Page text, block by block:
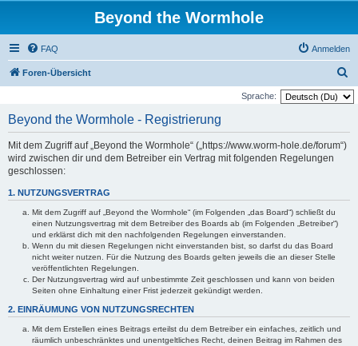
Beyond the Wormhole
FAQ Anmelden
Foren-Übersicht
u
Sprache:
Beyond the Wormhole - Registrierung
Mit dem Zugriff auf „Beyond the Wormhole“ („https://www.worm-hole.de/forum“)
wird zwischen dir und dem Betreiber ein Vertrag mit folgenden Regelungen
geschlossen:
1. NUTZUNGSVERTRAG
Mit dem Zugriff auf „Beyond the Wormhole“ (im Folgenden „das Board“) schließt du
einen Nutzungsvertrag mit dem Betreiber des Boards ab (im Folgenden „Betreiber“)
und erklärst dich mit den nachfolgenden Regelungen einverstanden.
Wenn du mit diesen Regelungen nicht einverstanden bist, so darfst du das Board
nicht weiter nutzen. Für die Nutzung des Boards gelten jeweils die an dieser Stelle
veröffentlichten Regelungen.
Der Nutzungsvertrag wird auf unbestimmte Zeit geschlossen und kann von beiden
Seiten ohne Einhaltung einer Frist jederzeit gekündigt werden.
2. EINRÄUMUNG VON NUTZUNGSRECHTEN
Mit dem Erstellen eines Beitrags erteilst du dem Betreiber ein einfaches, zeitlich und
räumlich unbeschränktes und unentgeltliches Recht, deinen Beitrag im Rahmen des